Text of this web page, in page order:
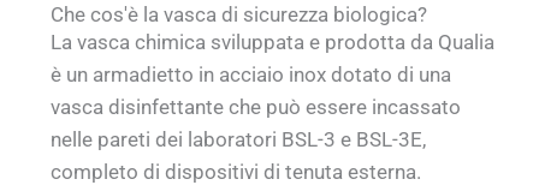
Che cos'è la vasca di sicurezza biologica?
La vasca chimica sviluppata e prodotta da Qualia
è un armadietto in acciaio inox dotato di una
vasca disinfettante che può essere incassato
nelle pareti dei laboratori BSL-3 e BSL-3E,
completo di dispositivi di tenuta esterna.